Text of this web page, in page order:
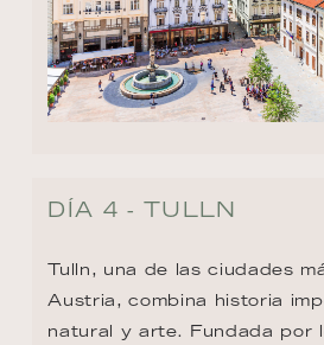
DÍA 4 - TULLN
Tulln, una de las ciudades
Austria, combina historia
natural y arte. Fundada por